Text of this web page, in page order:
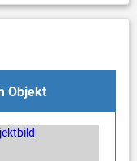
Objekt